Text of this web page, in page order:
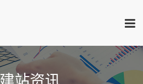
建站资讯